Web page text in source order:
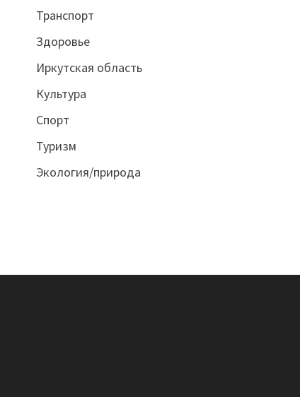
Транспорт
Здоровье
Иркутская область
Культура
Спорт
Туризм
Экология/природа